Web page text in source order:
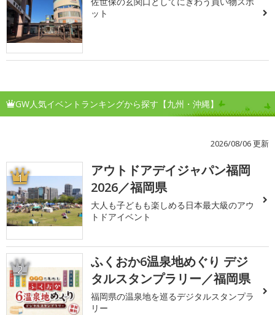
ット
GW人気イベントランキングから探す【九州・沖縄】
2026/08/06 更新
1
アウトドアデイジャパン福岡
2026／福岡県
大人も子どもも楽しめる日本最大級のアウ
トドアイベント
2
ふくおか6温泉地めぐり デジ
タルスタンプラリー／福岡県
福岡県の温泉地を巡るデジタルスタンプラ
リー